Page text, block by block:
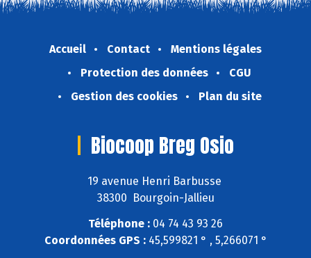
Accueil Contact
Mentions légales
Protection des données
CGU
Gestion des cookies
Plan du site
Biocoop Breg Osio
19 avenue Henri Barbusse
38300 Bourgoin-Jallieu
Téléphone : 04 74 43 93 26
Coordonnées GPS :45,599821 ° , 5,266071 °